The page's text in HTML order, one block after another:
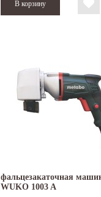
фальцезакаточная
WUKO 1003 A